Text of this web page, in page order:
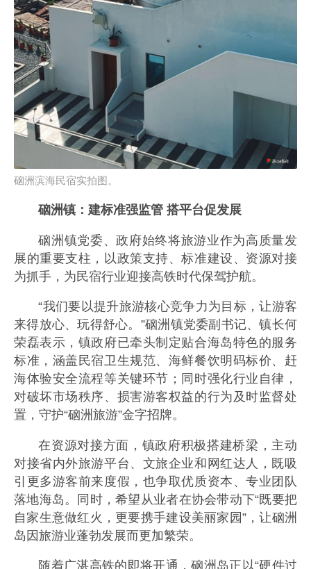
硇洲滨海民宿实拍图。
硇洲镇：建标准强监管 搭平台促发展
硇洲镇党委、政府始终将旅游业作为高质量发
展的重要支柱，以政策支持、标准建设、资源对接
为抓手，为民宿行业迎接高铁时代保驾护航。
“我们要以提升旅游核心竞争力为目标，让游客
来得放心、玩得舒心。”硇洲镇党委副书记、镇长何
荣磊表示，镇政府已牵头制定贴合海岛特色的服务
标准，涵盖民宿卫生规范、海鲜餐饮明码标价、赶
海体验安全流程等关键环节；同时强化行业自律，
对破坏市场秩序、损害游客权益的行为及时监督处
置，守护“硇洲旅游”金字招牌。
在资源对接方面，镇政府积极搭建桥梁，主动
对接省内外旅游平台、文旅企业和网红达人，既吸
引更多游客前来度假，也争取优质资本、专业团队
落地海岛。同时，希望从业者在协会带动下“既要把
自家生意做红火，更要携手建设美丽家园”，让硇洲
岛因旅游业蓬勃发展而更加繁荣。
随着广湛高铁的即将开通，硇洲岛正以“硬件过